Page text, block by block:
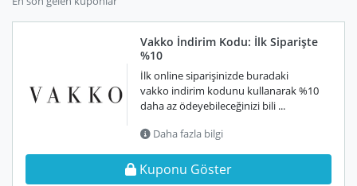
Vakko İndirim Kodu: İlk Siparişte
%10
İlk online siparişinizde buradaki
vakko indirim kodunu kullanarak %10
daha az ödeyebileceğinizi bili ...
Daha fazla bilgi
Kuponu Göster